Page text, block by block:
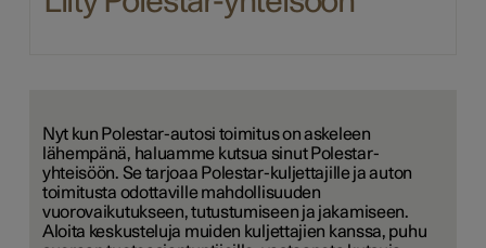
Nyt kun Polestar-autosi toimitus on askeleen
lähempänä, haluamme kutsua sinut Polestar-
yhteisöön. Se tarjoaa Polestar-kuljettajille ja auton
toimitusta odottaville mahdollisuuden
vuorovaikutukseen, tutustumiseen ja jakamiseen.
Aloita keskusteluja muiden kuljettajien kanssa, puhu